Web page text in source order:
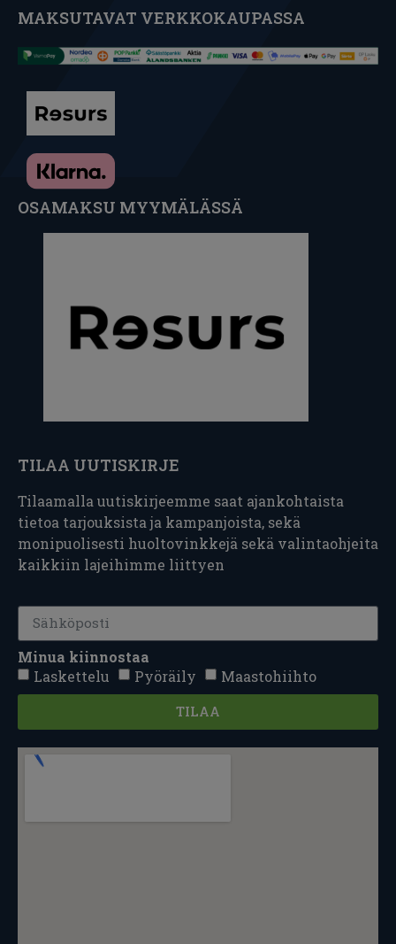
MAKSUTAVAT VERKKOKAUPASSA
OSAMAKSU MYYMÄLÄSSÄ
TILAA UUTISKIRJE
Tilaamalla uutiskirjeemme saat ajankohtaista
tietoa tarjouksista ja kampanjoista, sekä
monipuolisesti huoltovinkkejä sekä valintaohjeita
kaikkiin lajeihimme liittyen
Minua kiinnostaa
Laskettelu
Pyöräily Maastohiihto
TILAA